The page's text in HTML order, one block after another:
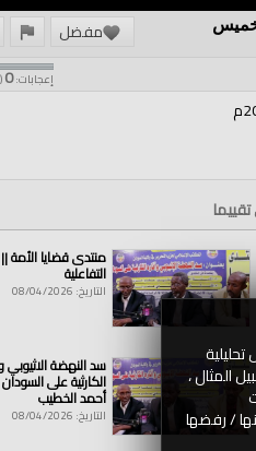
المثال ،
/ رفضها
مفضل
إعجابات:0
(
منتدى قضايا الأمة
التفاعلية
التاريخ: 08/04/2026
سد النهضة الاثيوبي
الكارثية على
أحمد الخطيب
التاريخ: 08/04/2026